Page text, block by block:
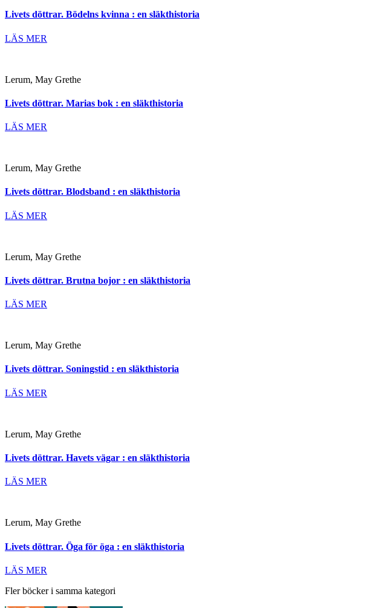
Livets döttrar. Bödelns kvinna : en släkthistoria
LÄS MER
Lerum, May Grethe
Livets döttrar. Marias bok : en släkthistoria
LÄS MER
Lerum, May Grethe
Livets döttrar. Blodsband : en släkthistoria
LÄS MER
Lerum, May Grethe
Livets döttrar. Brutna bojor : en släkthistoria
LÄS MER
Lerum, May Grethe
Livets döttrar. Soningstid : en släkthistoria
LÄS MER
Lerum, May Grethe
Livets döttrar. Havets vägar : en släkthistoria
LÄS MER
Lerum, May Grethe
Livets döttrar. Öga för öga : en släkthistoria
LÄS MER
Fler böcker i samma kategori